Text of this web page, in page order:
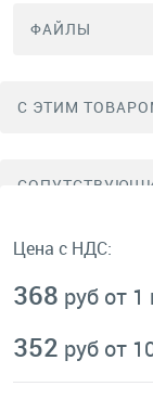
ФАЙЛЫ
C ЭТИМ
Цена с НДС:
368 руб от
352 руб от